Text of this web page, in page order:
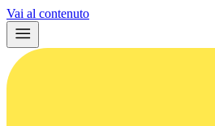
Vai al contenuto